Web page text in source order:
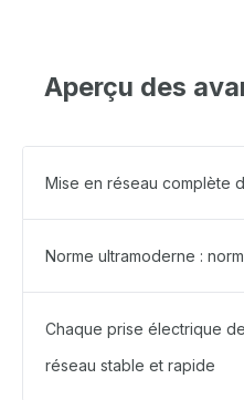
Aperçu des
Mise en réseau complète
Norme ultramoderne :
Chaque prise électrique
réseau stable et rapide